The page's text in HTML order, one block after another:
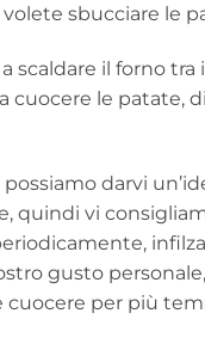
sbucciare le
scaldare il forno tra
cuocere le patate,
darvi
quindi vi
gusto
cuocere per più